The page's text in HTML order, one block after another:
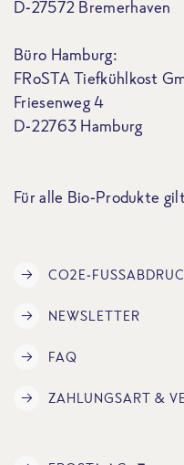
D-27572 Bremerhaven
Büro Hamburg:
FRoSTA Tiefkühlkost
Friesenweg 4
D-22763 Hamburg
Für alle Bio-Produkte
CO2E-
NEWSLETTER
FAQ
ZAHLUNGSART &